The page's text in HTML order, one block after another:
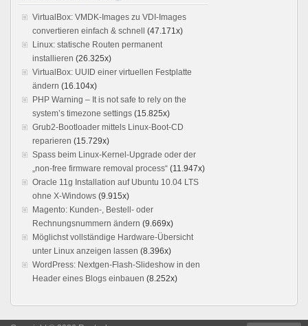
VirtualBox: VMDK-Images zu VDI-Images
convertieren einfach & schnell
(47.171x)
Linux: statische Routen permanent
installieren (26.325x)
VirtualBox: UUID einer virtuellen Festplatte
ändern (16.104x)
PHP Warning – It is not safe to rely on the
system’s timezone settings (15.825x)
Grub2-Bootloader mittels Linux-Boot-CD
reparieren (15.729x)
Spass beim Linux-Kernel-Upgrade oder der
„non-free firmware removal process“ (11.947x)
Oracle 11g Installation auf Ubuntu 10.04 LTS
ohne X-Windows (9.915x)
Magento: Kunden-, Bestell- oder
Rechnungsnummern ändern (9.669x)
Möglichst vollständige Hardware-Übersicht
unter Linux anzeigen lassen (8.396x)
WordPress: Nextgen-Flash-Slideshow in den
Header eines Blogs einbauen (8.252x)